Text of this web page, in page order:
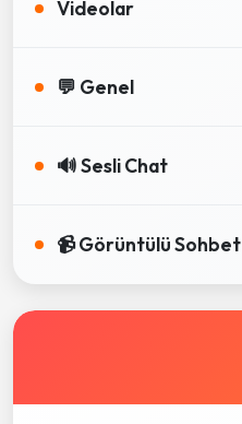
Videolar
💬 Genel
🔊 Sesli Chat
📹 Görüntülü Sohbet